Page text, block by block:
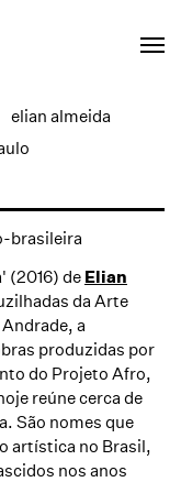
elian almeida
(2016) de Elian
da Arte
, a
produzidas por
do Projeto Afro,
reúne cerca de
São nomes que
artística no Brasil,
nos anos